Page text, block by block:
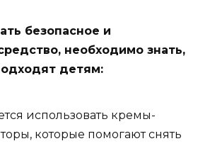
безопасное и
необходимо знать,
детям:
использовать кремы-
которые помогают снять